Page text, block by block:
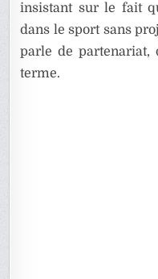
insistant sur le fait
dans le sport sans
parle de partenariat,
terme.